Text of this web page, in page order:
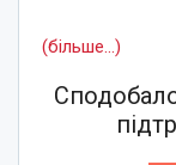
(більше…)